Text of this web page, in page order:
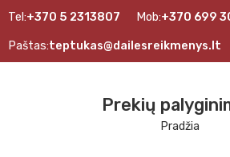
Tel:+370 5 2313807 Mob:+370 699
Paštas:teptukas@dailesreikmenys.lt
Prekių
Pradžia